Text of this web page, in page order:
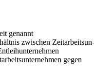
genannt
zwischen
gegen